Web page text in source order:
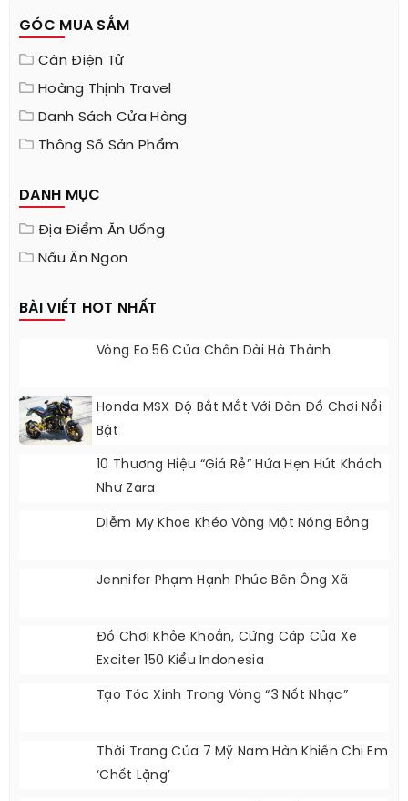
GÓC MUA SẮM
Cân Điện Tử
Hoàng Thịnh Travel
Danh Sách Cửa Hàng
Thông Số Sản Phẩm
DANH MỤC
Địa Điểm Ăn Uống
Nấu Ăn Ngon
BÀI VIẾT HOT NHẤT
Vòng Eo 56 Của Chân Dài Hà Thành
Honda MSX Độ Bắt Mắt Với Dàn Đồ Chơi Nổi
Bật
10 Thương Hiệu “giá Rẻ” Hứa Hẹn Hút Khách
Như Zara
Diễm My Khoe Khéo Vòng Một Nóng Bỏng
Jennifer Phạm Hạnh Phúc Bên Ông Xã
Đồ Chơi Khỏe Khoắn, Cứng Cáp Của Xe
Exciter 150 Kiểu Indonesia
Tạo Tóc Xinh Trong Vòng “3 Nốt Nhạc”
Thời Trang Của 7 Mỹ Nam Hàn Khiến Chị Em
‘chết Lặng’